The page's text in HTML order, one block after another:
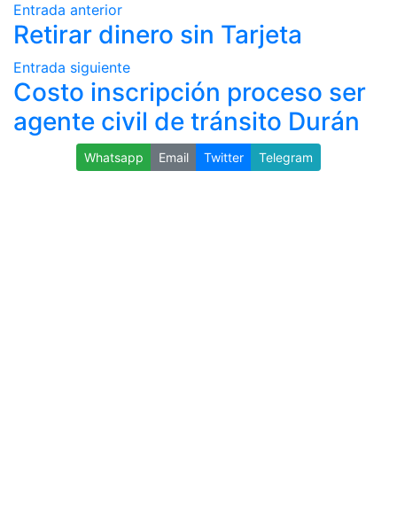
Entrada anterior
Retirar dinero sin Tarjeta
Entrada siguiente
Costo inscripción proceso ser
agente civil de tránsito Durán
Whatsapp Email Twitter Telegram